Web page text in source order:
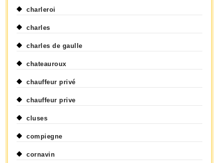
charleroi
charles
charles de gaulle
chateauroux
chauffeur privé
chauffeur prive
cluses
compiegne
cornavin